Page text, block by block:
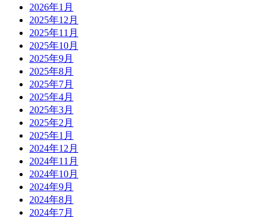
2026年1月
2025年12月
2025年11月
2025年10月
2025年9月
2025年8月
2025年7月
2025年4月
2025年3月
2025年2月
2025年1月
2024年12月
2024年11月
2024年10月
2024年9月
2024年8月
2024年7月